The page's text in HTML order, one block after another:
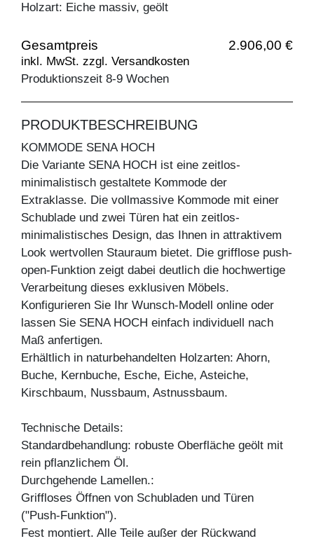
Holzart: Eiche massiv, geölt
Gesamtpreis 2.906,00 €
inkl. MwSt. zzgl. Versandkosten
Produktionszeit 8-9 Wochen
PRODUKTBESCHREIBUNG
KOMMODE SENA HOCH
Die Variante SENA HOCH ist eine zeitlos-
minimalistisch gestaltete Kommode der
Extraklasse. Die vollmassive Kommode mit einer
Schublade und zwei Türen hat ein zeitlos-
minimalistisches Design, das Ihnen in attraktivem
Look wertvollen Stauraum bietet. Die grifflose push-
open-Funktion zeigt dabei deutlich die hochwertige
Verarbeitung dieses exklusiven Möbels.
Konfigurieren Sie Ihr Wunsch-Modell online oder
lassen Sie SENA HOCH einfach individuell nach
Maß anfertigen.
Erhältlich in naturbehandelten Holzarten: Ahorn,
Buche, Kernbuche, Esche, Eiche, Asteiche,
Kirschbaum, Nussbaum, Astnussbaum.
Technische Details:
Standardbehandlung: robuste Oberfläche geölt mit
rein pflanzlichem Öl.
Durchgehende Lamellen.:
Griffloses Öffnen von Schubladen und Türen
("Push-Funktion").
Fest montiert. Alle Teile außer der Rückwand